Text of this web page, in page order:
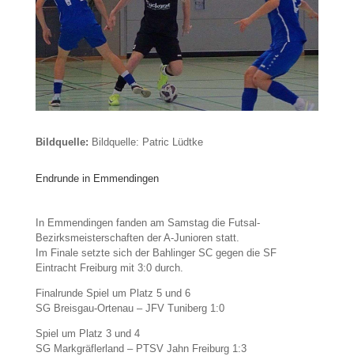
Bildquelle: Bildquelle: Patric Lüdtke
Endrunde in Emmendingen
In Emmendingen fanden am Samstag die Futsal-
Bezirksmeisterschaften der A-Junioren statt.
Im Finale setzte sich der Bahlinger SC gegen die SF
Eintracht Freiburg mit 3:0 durch.
Finalrunde Spiel um Platz 5 und 6
SG Breisgau-Ortenau – JFV Tuniberg 1:0
Spiel um Platz 3 und 4
SG Markgräflerland – PTSV Jahn Freiburg 1:3